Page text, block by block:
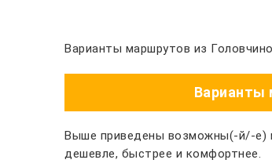
Варианты маршрутов из
Варианты
Выше приведены возможны(-й/-е)
дешевле, быстрее и комфортнее.